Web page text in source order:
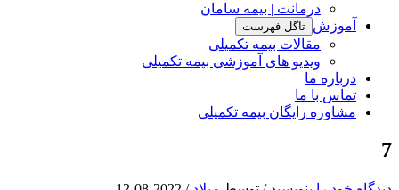
درمانت | بیمه سامان
آموزش تاگل فهرست
مقالات بیمه تکمیلی
ویدیو های آموزشی بیمه تکمیلی
درباره ما
تماس با ما
مشاوره رایگان بیمه تکمیلی
7